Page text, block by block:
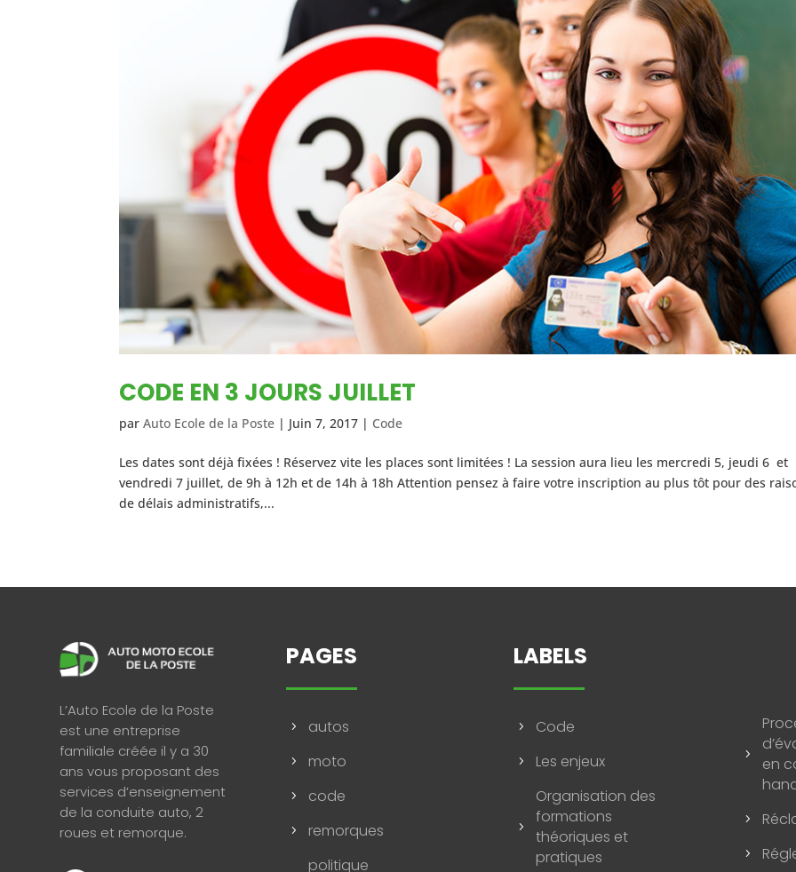
CODE EN 3 JOURS JUILLET
parAuto Ecole de la Poste | Juin 7, 2017 | Code
Les dates sont déjà fixées ! Réservez vite les places sont limitées ! La session aura lieu les mercredi 5, jeudi 6 et
vendredi 7 juillet, de 9h à 12h et de 14h à 18h Attention pensez à faire votre inscription au plus tôt pour des
de délais administratifs,...
L’Auto Ecole de la Poste
est une entreprise
familiale créée il y a 30
ans vous proposant des
services d’enseignement
de la conduite auto, 2
roues et remorque.
PAGES
5 autos
5 moto
5 code
5 remorques
politique
LABELS
5 Code
5 Les enjeux
5
Organisation des
formations
théoriques et
pratiques
5
en
5
5